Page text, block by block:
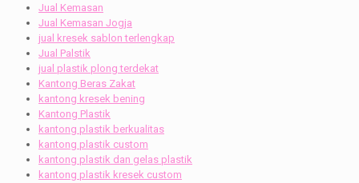
Jual Kemasan
Jual Kemasan Jogja
jual kresek sablon terlengkap
Jual Palstik
jual plastik plong terdekat
Kantong Beras Zakat
kantong kresek bening
Kantong Plastik
kantong plastik berkualitas
kantong plastik custom
kantong plastik dan gelas plastik
kantong plastik kresek custom